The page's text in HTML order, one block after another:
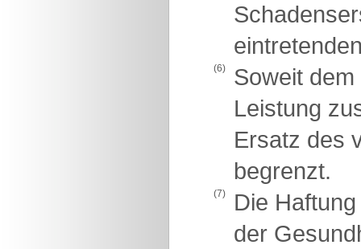
(6)
Soweit
Leistung
Ersatz des
begrenzt.
(7)
Die
der